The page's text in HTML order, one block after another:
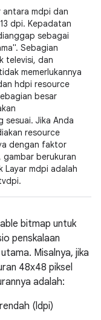
antara mdpi dan
dpi. Kepadatan
sebagai
Sebagian
televisi, dan
memerlukannya
hdpi resource
besar
sesuai. Jika Anda
resource
dengan faktor
gambar berukuran
Layar mdpi adalah
bitmap untuk
penskalaan
Misalnya, jika
48x48 piksel
adalah:
(ldpi)